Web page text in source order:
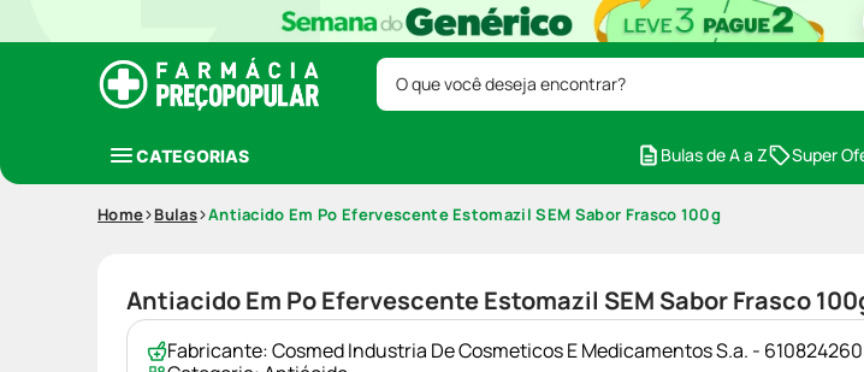
O que você deseja encontrar?
CATEGORIAS Bulas de A a Z Super
Home Bulas Antiacido Em Po Efervescente Estomazil SEM Sabor Frasco 100g
Antiacido Em Po Efervescente Estomazil SEM Sabor Frasco
Fabricante:Cosmed Industria De Cosmeticos E Medicamentos S.a. -